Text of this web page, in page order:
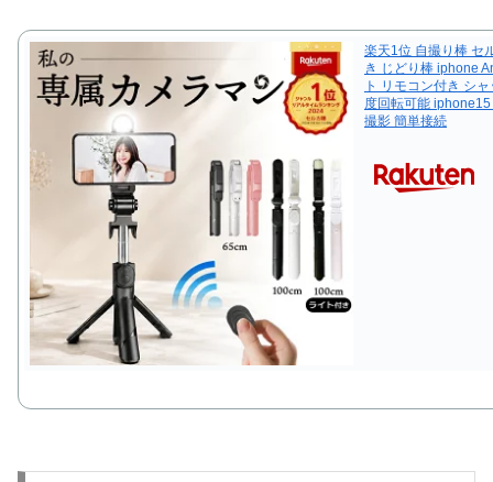
楽天1位 自撮り棒 セ
き じどり棒 iphone
ト リモコン付き シ
度回転可能
撮影 簡単接続